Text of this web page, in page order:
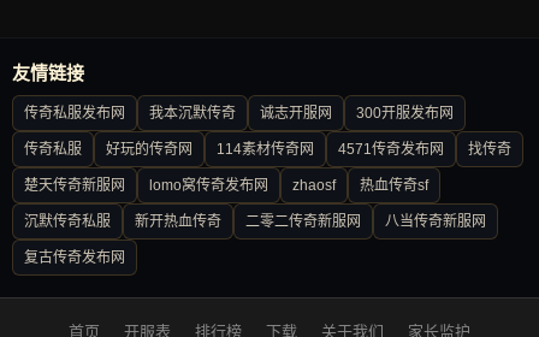
友情链接
传奇私服发布网 我本沉默传奇 诚志开服网 300开服发布网
传奇私服 好玩的传奇网 114素材传奇网 4571传奇发布网 找传奇
楚天传奇新服网 lomo窝传奇发布网 zhaosf 热血传奇sf
沉默传奇私服 新开热血传奇 二零二传奇新服网 八当传奇新服网
复古传奇发布网
首页 开服表 排行榜 下载 关于我们 家长监护